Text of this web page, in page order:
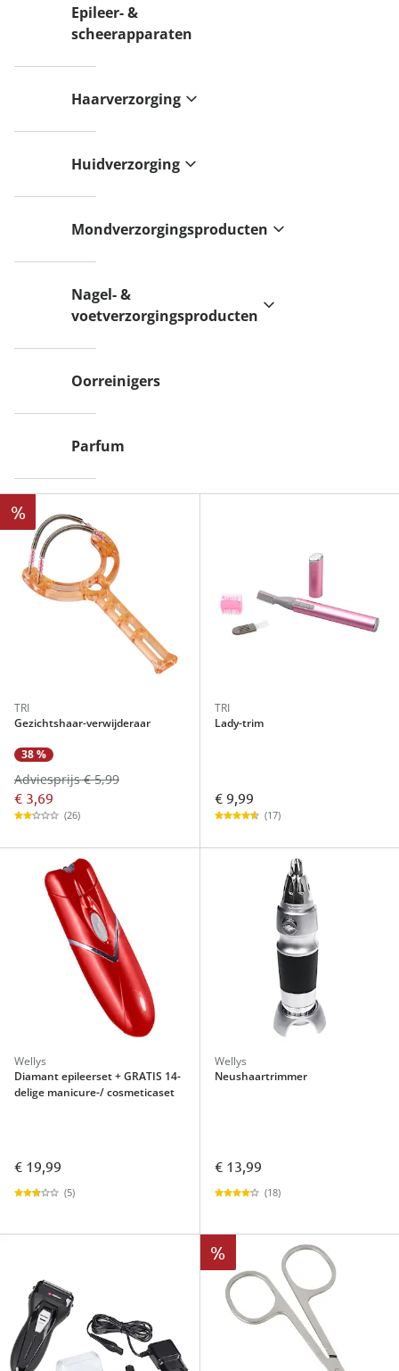
Epileer- &
scheerapparaten
Haarverzorging
Huidverzorging
Mondverzorgingsproducten
Nagel- &
voetverzorgingsproducten
Oorreinigers
Parfum
%
TRI
Gezichtshaar-verwijderaar
38 %
€ 3,69
Adviesprijs € 5,99
(26)
TRI
Lady-trim
€ 9,99
(17)
Wellys
Diamant epileerset + GRATIS 14-
delige manicure-/ cosmeticaset
€ 19,99
(5)
Wellys
Neushaartrimmer
€ 13,99
(18)
%